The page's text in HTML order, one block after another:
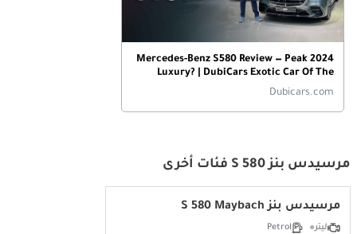
2024 Mercedes-Benz S580 Review — Peak
Luxury? | DubiCars Exotic Car Of The
Week
Dubicars.com
مرسيدس بنز S 580 فئات أخرى
مرسيدس بنز S 580 Maybach
ليتر Petrol